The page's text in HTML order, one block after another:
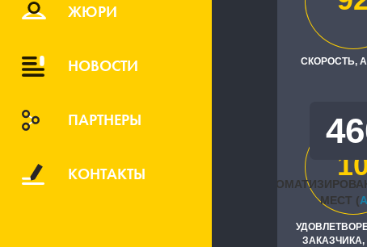
ЖЮРИ
НОВОСТИ
ПАРТНЕРЫ
КОНТАКТЫ
СКОРОСТЬ,
"Авангард
МЕСТ (